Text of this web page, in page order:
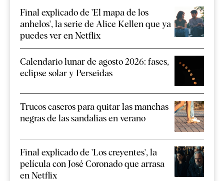
Final explicado de 'El mapa de los
anhelos', la serie de Alice Kellen que ya
puedes ver en Netflix
Calendario lunar de agosto 2026: fases,
eclipse solar y Perseidas
Trucos caseros para quitar las manchas
negras de las sandalias en verano
Final explicado de 'Los creyentes', la
película con José Coronado que arrasa
en Netflix